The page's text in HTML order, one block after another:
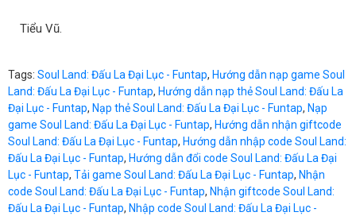
Tiểu Vũ.
Tags: Soul Land: Đấu La Đại Lục - Funtap, Hướng dẫn nạp game Soul
Land: Đấu La Đại Lục - Funtap, Hướng dẫn nạp thẻ Soul Land: Đấu La
Đại Lục - Funtap, Nạp thẻ Soul Land: Đấu La Đại Lục - Funtap, Nạp
game Soul Land: Đấu La Đại Lục - Funtap, Hướng dẫn nhận giftcode
Soul Land: Đấu La Đại Lục - Funtap, Hướng dẫn nhập code Soul Land:
Đấu La Đại Lục - Funtap, Hướng dẫn đổi code Soul Land: Đấu La Đại
Lục - Funtap, Tải game Soul Land: Đấu La Đại Lục - Funtap, Nhận
code Soul Land: Đấu La Đại Lục - Funtap, Nhận giftcode Soul Land:
Đấu La Đại Lục - Funtap, Nhập code Soul Land: Đấu La Đại Lục -